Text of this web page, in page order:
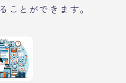
ことができます。